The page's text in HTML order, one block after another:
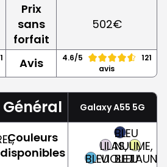
Prix
sans
forfait
502€
Avis 4.6/5
121
avis
Général Galaxy A55 5G
Couleurs
disponibles
BLEU
LILAS,
VIOLET
BLEU
NUIT,
BLEU
LIME,
JAUNE